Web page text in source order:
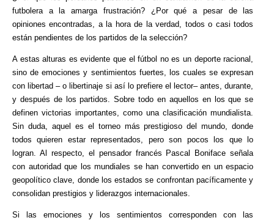
futbolera a la amarga frustración? ¿Por qué a pesar de las
opiniones encontradas, a la hora de la verdad, todos o casi todos
están pendientes de los partidos de la selección?
A estas alturas es evidente que el fútbol no es un deporte racional,
sino de emociones y sentimientos fuertes, los cuales se expresan
con libertad – o libertinaje si así lo prefiere el lector– antes, durante,
y después de los partidos. Sobre todo en aquellos en los que se
definen victorias importantes, como una clasificación mundialista.
Sin duda, aquel es el torneo más prestigioso del mundo, donde
todos quieren estar representados, pero son pocos los que lo
logran. Al respecto, el pensador francés Pascal Boniface señala
con autoridad que los mundiales se han convertido en un espacio
geopolítico clave, donde los estados se confrontan pacíficamente y
consolidan prestigios y liderazgos internacionales.
Si las emociones y los sentimientos corresponden con las